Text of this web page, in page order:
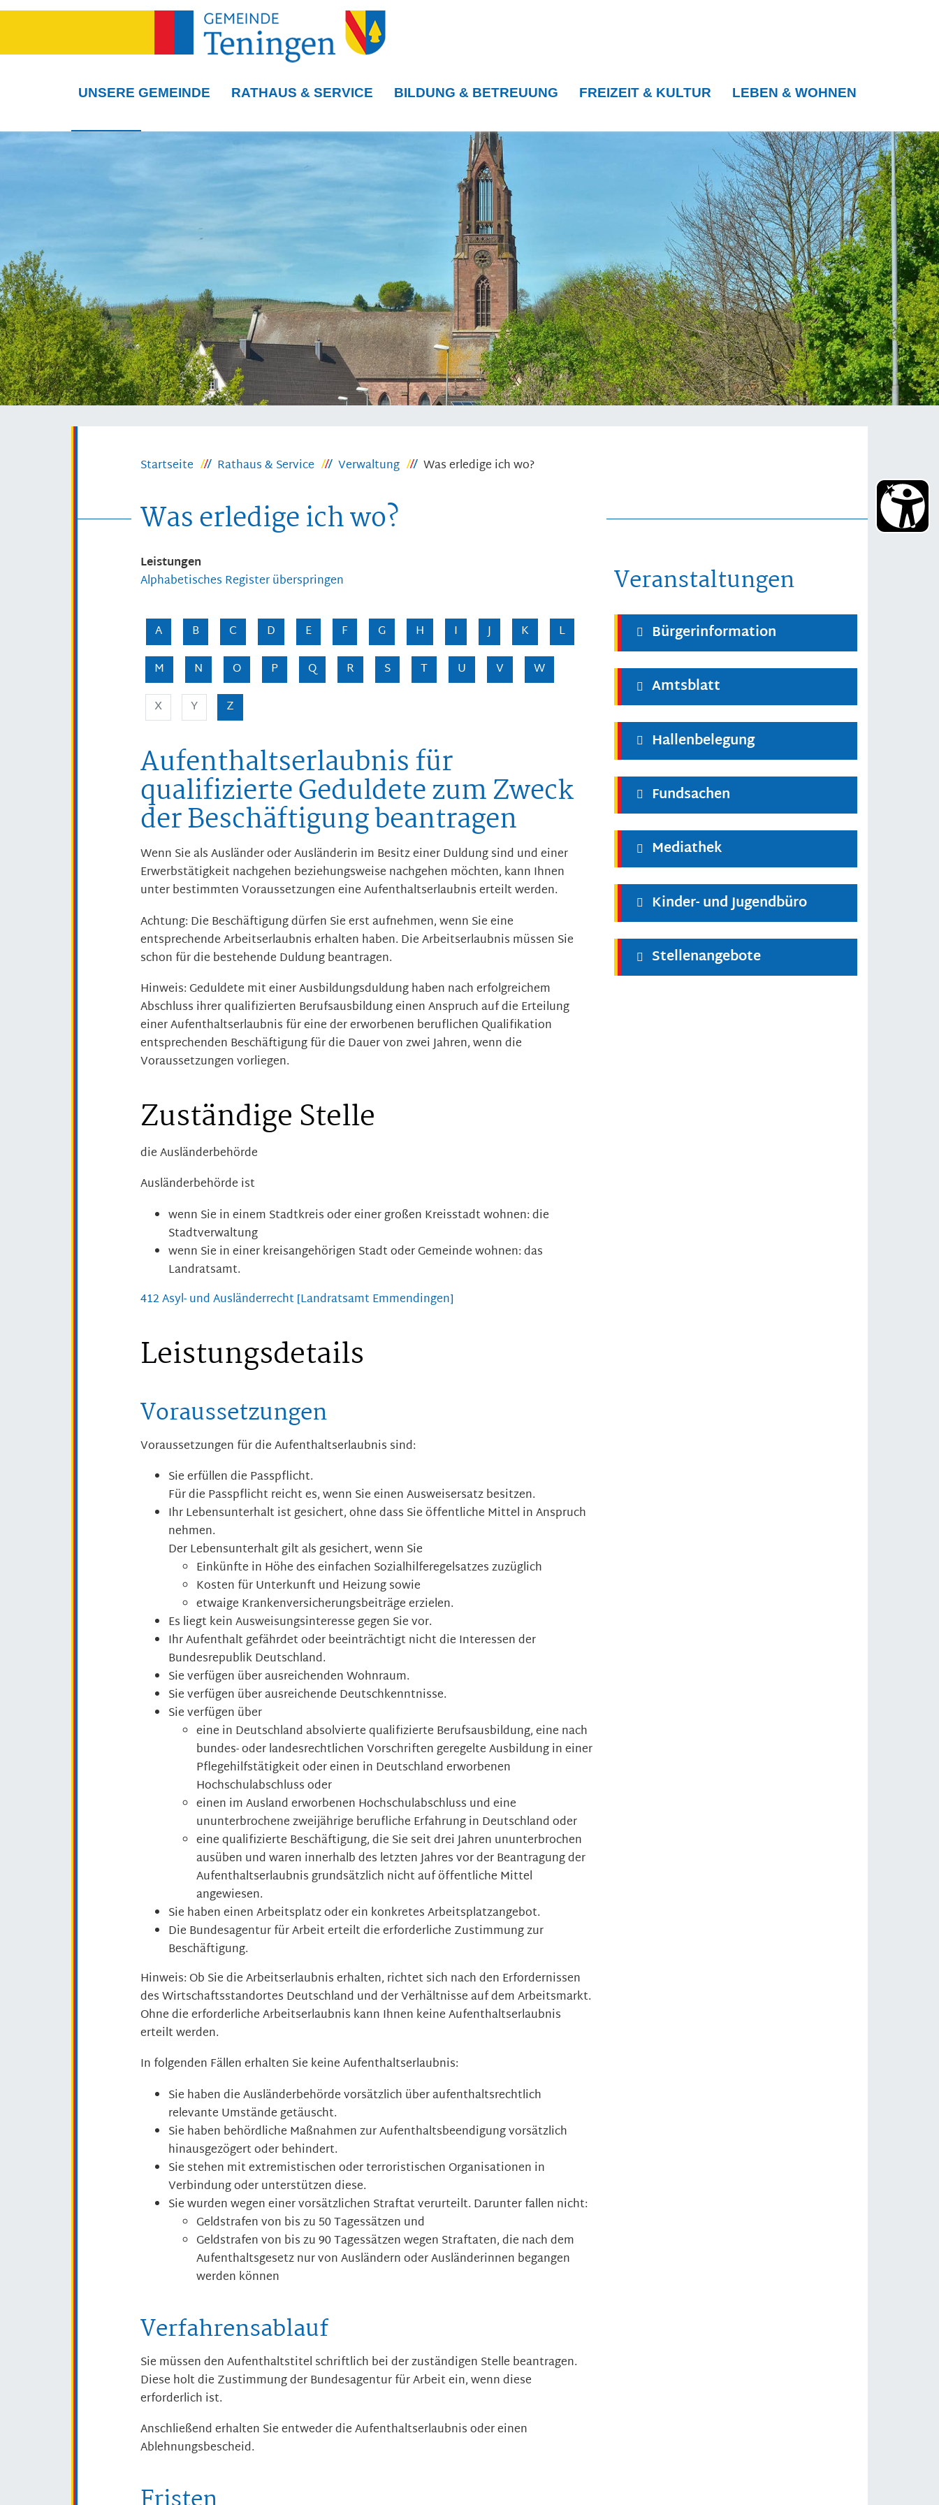
UNSERE GEMEINDE RATHAUS & SERVICE BILDUNG & BETREUUNG FREIZEIT & KULTUR LEBEN & WOHNEN
Startseite Rathaus & Service Verwaltung Was erledige ich wo?
Was erledige ich wo?
Leistungen
Alphabetisches Register überspringen
A B C D E F G H I J K
L
M
N O P Q R S T U V
W
X
Y Z
Aufenthaltserlaubnis für
qualifizierte Geduldete zum Zweck
der Beschäftigung beantragen
Wenn Sie als Ausländer oder Ausländerin im Besitz einer Duldung sind und einer
Erwerbstätigkeit nachgehen beziehungsweise nachgehen möchten, kann Ihnen
unter bestimmten Voraussetzungen eine Aufenthaltserlaubnis erteilt werden.
Achtung: Die Beschäftigung dürfen Sie erst aufnehmen, wenn Sie eine
entsprechende Arbeitserlaubnis erhalten haben. Die Arbeitserlaubnis müssen Sie
schon für die bestehende Duldung beantragen.
Hinweis: Geduldete mit einer Ausbildungsduldung haben nach erfolgreichem
Abschluss ihrer qualifizierten Berufsausbildung einen Anspruch auf die Erteilung
einer Aufenthaltserlaubnis für eine der erworbenen beruflichen Qualifikation
entsprechenden Beschäftigung für die Dauer von zwei Jahren, wenn die
Voraussetzungen vorliegen.
Zuständige Stelle
die Ausländerbehörde
Ausländerbehörde ist
wenn Sie in einem Stadtkreis oder einer großen Kreisstadt wohnen: die
Stadtverwaltung
wenn Sie in einer kreisangehörigen Stadt oder Gemeinde wohnen: das
Landratsamt.
412 Asyl- und Ausländerrecht [Landratsamt Emmendingen]
Leistungsdetails
Voraussetzungen
Voraussetzungen für die Aufenthaltserlaubnis sind:
Sie erfüllen die Passpflicht.
Für die Passpflicht reicht es, wenn Sie einen Ausweisersatz besitzen.
Ihr Lebensunterhalt ist gesichert, ohne dass Sie öffentliche Mittel in Anspruch
nehmen.
Der Lebensunterhalt gilt als gesichert, wenn Sie
Einkünfte in Höhe des einfachen Sozialhilferegelsatzes zuzüglich
Kosten für Unterkunft und Heizung sowie
etwaige Krankenversicherungsbeiträge erzielen.
Es liegt kein Ausweisungsinteresse gegen Sie vor.
Ihr Aufenthalt gefährdet oder beeinträchtigt nicht die Interessen der
Bundesrepublik Deutschland.
Sie verfügen über ausreichenden Wohnraum.
Sie verfügen über ausreichende Deutschkenntnisse.
Sie verfügen über
eine in Deutschland absolvierte qualifizierte Berufsausbildung, eine nach
bundes- oder landesrechtlichen Vorschriften geregelte Ausbildung in einer
Pflegehilfstätigkeit oder einen in Deutschland erworbenen
Hochschulabschluss oder
einen im Ausland erworbenen Hochschulabschluss und eine
ununterbrochene zweijährige berufliche Erfahrung in Deutschland oder
eine qualifizierte Beschäftigung, die Sie seit drei Jahren ununterbrochen
ausüben und waren innerhalb des letzten Jahres vor der Beantragung der
Aufenthaltserlaubnis grundsätzlich nicht auf öffentliche Mittel
angewiesen.
Sie haben einen Arbeitsplatz oder ein konkretes Arbeitsplatzangebot.
Die Bundesagentur für Arbeit erteilt die erforderliche Zustimmung zur
Beschäftigung.
Hinweis: Ob Sie die Arbeitserlaubnis erhalten, richtet sich nach den Erfordernissen
des Wirtschaftsstandortes Deutschland und der Verhältnisse auf dem Arbeitsmarkt.
Ohne die erforderliche Arbeitserlaubnis kann Ihnen keine Aufenthaltserlaubnis
erteilt werden.
In folgenden Fällen erhalten Sie keine Aufenthaltserlaubnis:
Sie haben die Ausländerbehörde vorsätzlich über aufenthaltsrechtlich
relevante Umstände getäuscht.
Sie haben behördliche Maßnahmen zur Aufenthaltsbeendigung vorsätzlich
hinausgezögert oder behindert.
Sie stehen mit extremistischen oder terroristischen Organisationen in
Verbindung oder unterstützen diese.
Sie wurden wegen einer vorsätzlichen Straftat verurteilt. Darunter fallen nicht:
Geldstrafen von bis zu 50 Tagessätzen und
Geldstrafen von bis zu 90 Tagessätzen wegen Straftaten, die nach dem
Aufenthaltsgesetz nur von Ausländern oder Ausländerinnen begangen
werden können
Verfahrensablauf
Sie müssen den Aufenthaltstitel schriftlich bei der zuständigen Stelle beantragen.
Diese holt die Zustimmung der Bundesagentur für Arbeit ein, wenn diese
erforderlich ist.
Anschließend erhalten Sie entweder die Aufenthaltserlaubnis oder einen
Ablehnungsbescheid.
Veranstaltungen
Bürgerinformation
Amtsblatt
Hallenbelegung
Fundsachen
Mediathek
Kinder- und Jugendbüro
Stellenangebote